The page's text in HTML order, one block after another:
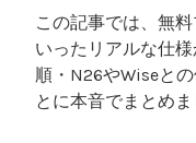
この記事では、無
いったリアルな仕
順・N26やWiseと
とに本音でまとめま